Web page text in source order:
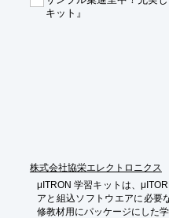
■アンケート集計で受講者の情
■パソコンやタブレットスマー
キット』
株式会社協栄エレクトロニクス
μITRON 学習キットは、
アと組込ソフトウエアに必要
修教材用にパッケージにした学